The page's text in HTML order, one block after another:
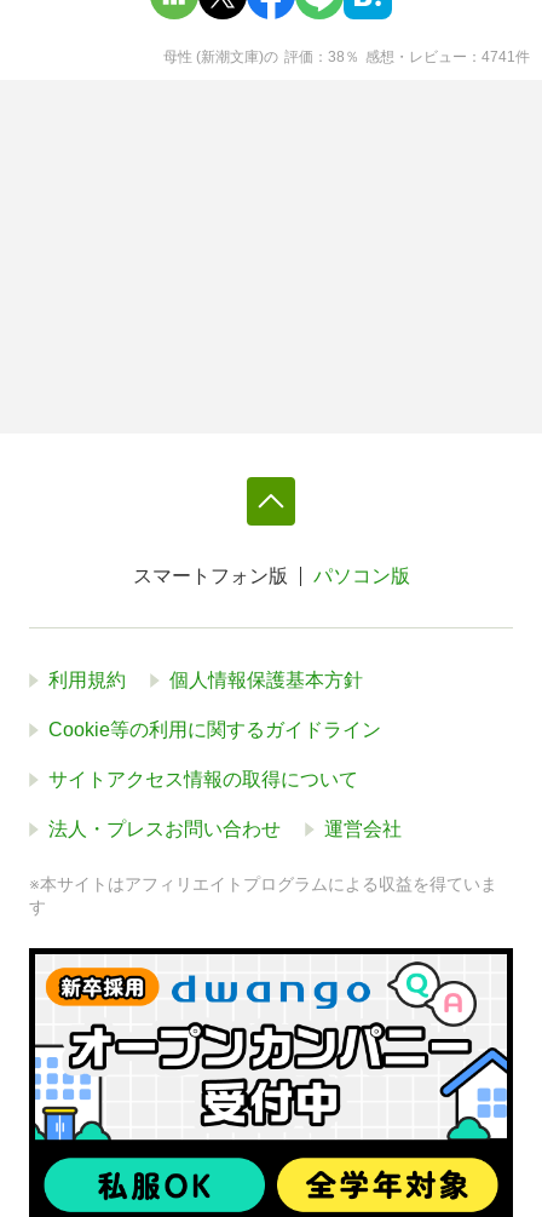
母性 (新潮文庫)の 評価 38 ％ 感想・レビュー 4741件
スマートフォン版 パソコン版
利用規約 個人情報保護基本方針
Cookie等の利用に関するガイドライン
サイトアクセス情報の取得について
法人・プレスお問い合わせ 運営会社
※本サイトはアフィリエイトプログラムによる収益を得ていま
す